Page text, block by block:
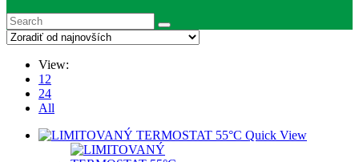
View:
12
24
All
Quick View